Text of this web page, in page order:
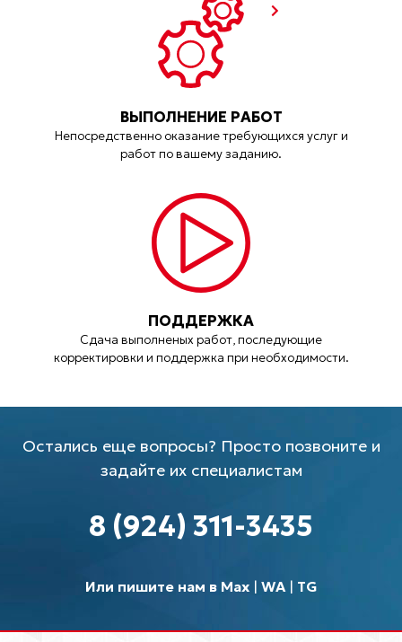
ВЫПОЛНЕНИЕ РАБОТ
Непосредственно оказание требующихся услуг и
работ по вашему заданию.
ПОДДЕРЖКА
Сдача выполненых работ, последующие
корректировки и поддержка при необходимости.
Остались еще вопросы? Просто позвоните и
задайте их специалистам
8 (924) 311-3435
Или пишите нам в Max| WA| TG